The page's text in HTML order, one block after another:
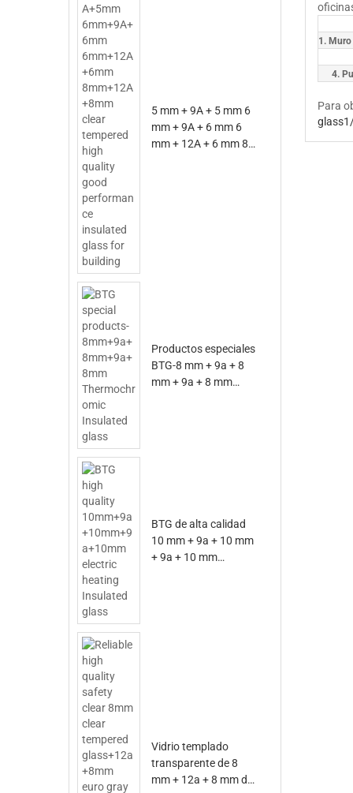
1.
4.
Para
5 mm + 9A + 5 mm 6
mm + 9A + 6 mm 6
mm + 12A + 6 mm 8
Productos especiales
BTG-8 mm + 9a + 8
mm + 9a + 8 mm
BTG de alta calidad
10 mm + 9a + 10 mm
+ 9a + 10 mm
Vidrio templado
transparente de 8
mm + 12a + 8 mm de